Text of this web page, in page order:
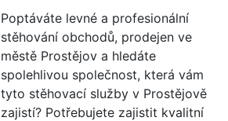
Poptáváte levné a profesionální
stěhování obchodů, prodejen ve
městě Prostějov a hledáte
spolehlivou společnost, která vám
tyto stěhovací služby v Prostějově
zajistí? Potřebujete zajistit kvalitní